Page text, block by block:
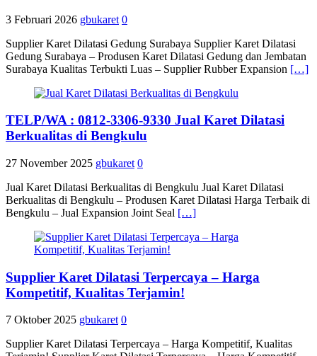
3 Februari 2026 gbukaret 0
Supplier Karet Dilatasi Gedung Surabaya Supplier Karet Dilatasi
Gedung Surabaya – Produsen Karet Dilatasi Gedung dan Jembatan
Surabaya Kualitas Terbukti Luas – Supplier Rubber Expansion […]
TELP/WA : 0812-3306-9330 Jual Karet Dilatasi
Berkualitas di Bengkulu
27 November 2025 gbukaret 0
Jual Karet Dilatasi Berkualitas di Bengkulu Jual Karet Dilatasi
Berkualitas di Bengkulu – Produsen Karet Dilatasi Harga Terbaik di
Bengkulu – Jual Expansion Joint Seal […]
Supplier Karet Dilatasi Terpercaya – Harga
Kompetitif, Kualitas Terjamin!
7 Oktober 2025 gbukaret 0
Supplier Karet Dilatasi Terpercaya – Harga Kompetitif, Kualitas